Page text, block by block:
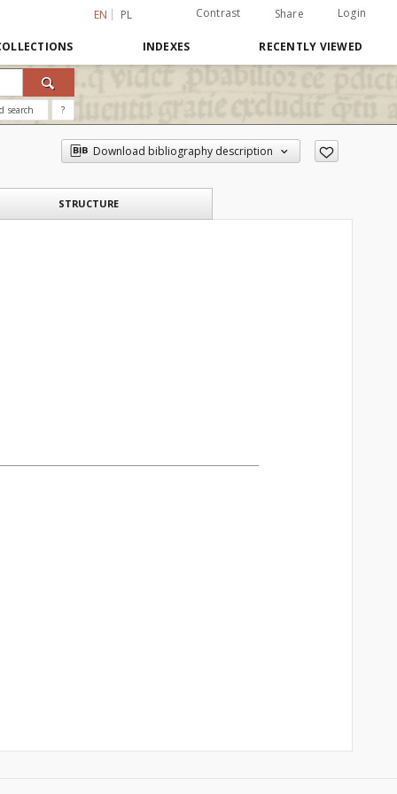
EN PL Contrast Share Login
INDEXES RECENTLY VIEWED
search ?
Download bibliography description
STRUCTURE